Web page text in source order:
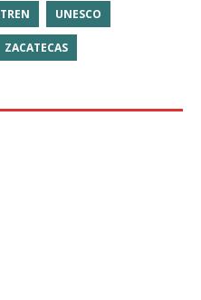
TREN UNESCO
ZACATECAS